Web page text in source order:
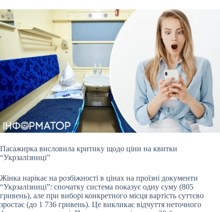
Пасажирка висловила критику щодо ціни на квитки
“Укрзалізниці”
Жінка нарікає на розбіжності в цінах на проїзні документи
“Укрзалізниці”: спочатку система показує одну суму (805
гривень), але при виборі конкретного місця вартість суттєво
зростає (до 1 736 гривень). Це викликає відчуття неточного